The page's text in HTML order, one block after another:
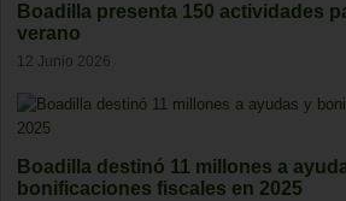
Boadilla presenta 150 actividades
verano
12 Junio 2026
Boadilla destinó 11 millones a
bonificaciones fiscales en 2025